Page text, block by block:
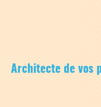
Architecte de vos